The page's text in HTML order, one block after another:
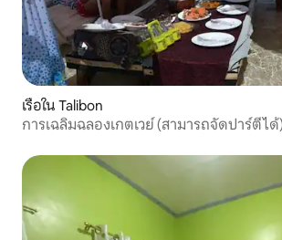
เรือใน Talibon
การเฉลิมฉลองเกตเวย์ (สามารถจัดปาร์ตี้ได้)